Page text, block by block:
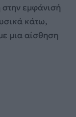
εμφάνισή
κάτω,
μια αίσθηση